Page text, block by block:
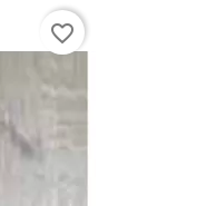
favorite_border